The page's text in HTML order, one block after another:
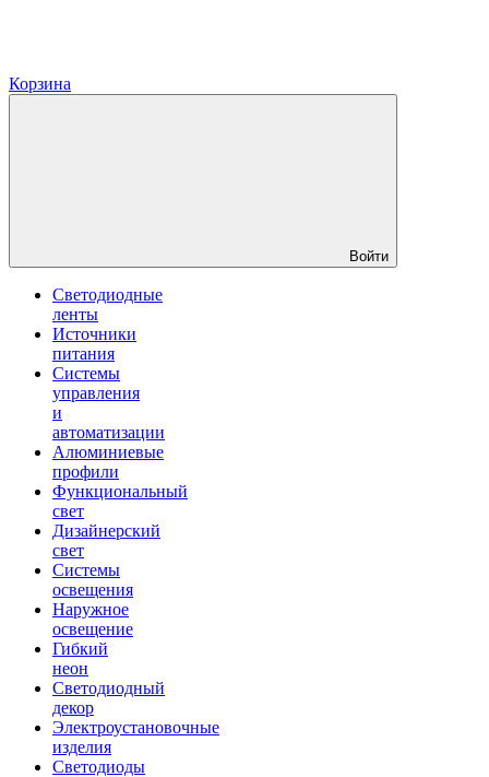
Корзина
Войти
Светодиодные
ленты
Источники
питания
Системы
управления
и
автоматизации
Алюминиевые
профили
Функциональный
свет
Дизайнерский
свет
Системы
освещения
Наружное
освещение
Гибкий
неон
Светодиодный
декор
Электроустановочные
изделия
Светодиоды